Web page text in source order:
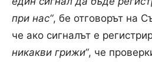
при нас“, бе отговорът на
че ако сигналът е
никакви грижи“, че